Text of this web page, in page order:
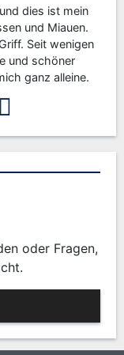
dies ist mein
und Miauen.
Seit wenigen
und schöner
ganz alleine.
oder Fragen,